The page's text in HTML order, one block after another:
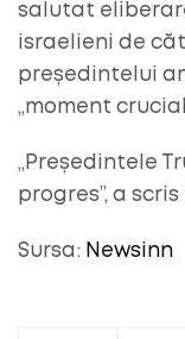
salutat
israelieni de
președintelui
„moment
„Președintele
progres”, a
Sursa: Newsinn